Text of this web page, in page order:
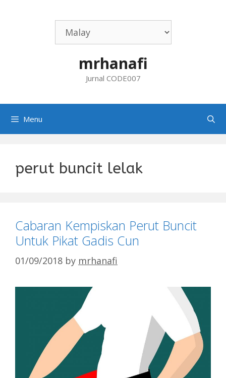
mrhanafi
Jurnal CODE007
Menu
perut buncit lelak
Cabaran Kempiskan Perut Buncit
Untuk Pikat Gadis Cun
01/09/2018 by mrhanafi